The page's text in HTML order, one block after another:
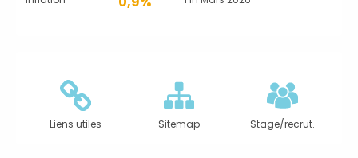
Liens utiles Sitemap Stage/recrut.